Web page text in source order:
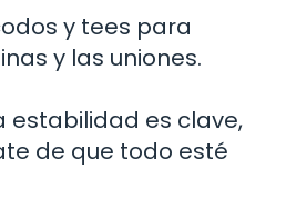
y tees para
y las uniones.
estabilidad es clave,
de que todo esté